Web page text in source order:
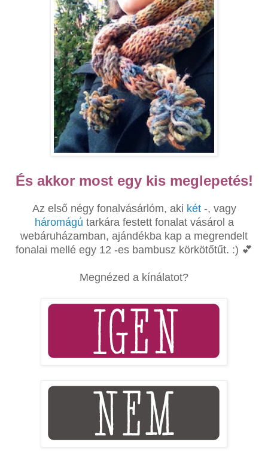
És akkor most egy kis meglepetés!
Az első négy fonalvásárlóm, aki két-, vagy
háromágú tarkára festett fonalat vásárol a
webáruházamban, ajándékba kap a megrendelt
fonalai mellé egy 12 -es bambusz körkötőtűt. :) 💕
Megnézed a kínálatot?